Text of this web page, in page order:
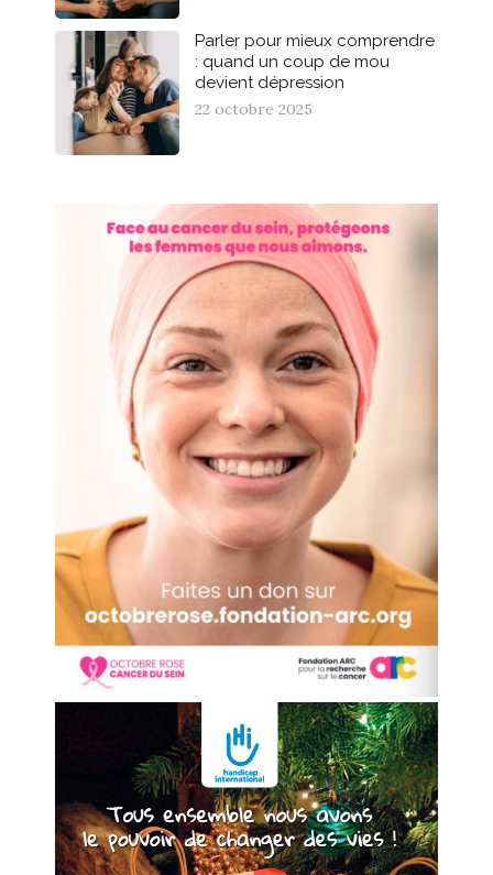
Parler pour mieux comprendre
: quand un coup de mou
devient dépression
22 octobre 2025